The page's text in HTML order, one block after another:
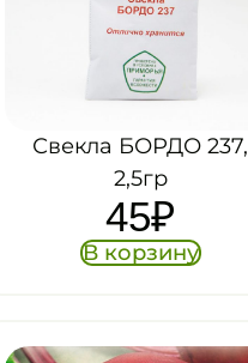
Свекла БОРДО 237,
2,5гр
45₽
В корзину